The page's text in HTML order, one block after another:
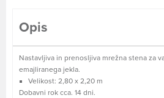
Opis
Nastavljiva in prenosljiva mrežna stena za
emajliranega jekla.
Velikost: 2,80 x 2,20 m
Dobavni rok cca. 14 dni.